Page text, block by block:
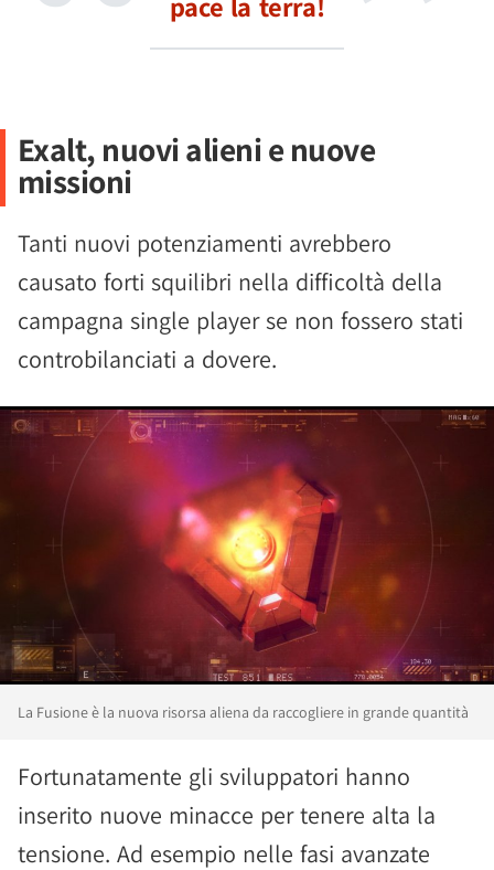
Exalt, nuovi alieni e nuove
missioni
Tanti nuovi potenziamenti avrebbero
causato forti squilibri nella difficoltà della
campagna single player se non fossero stati
controbilanciati a dovere.
La Fusione è la nuova risorsa aliena da raccogliere in grande quantità
Fortunatamente gli sviluppatori hanno
inserito nuove minacce per tenere alta la
tensione. Ad esempio nelle fasi avanzate